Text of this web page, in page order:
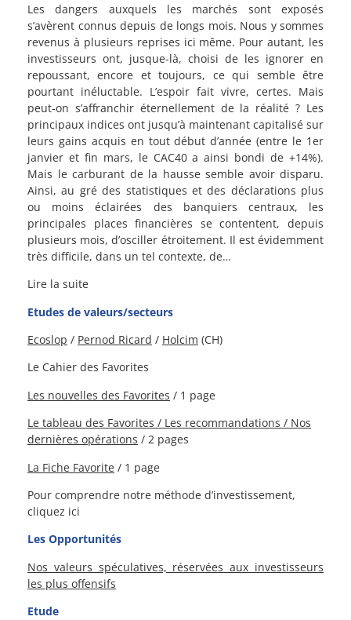
Les dangers auxquels les marchés sont exposés
s’avèrent connus depuis de longs mois. Nous y sommes
revenus à plusieurs reprises ici même. Pour autant, les
investisseurs ont, jusque-là, choisi de les ignorer en
repoussant, encore et toujours, ce qui semble être
pourtant inéluctable. L’espoir fait vivre, certes. Mais
peut-on s’affranchir éternellement de la réalité ? Les
principaux indices ont jusqu’à maintenant capitalisé sur
leurs gains acquis en tout début d’année (entre le 1er
janvier et fin mars, le CAC40 a ainsi bondi de +14%).
Mais le carburant de la hausse semble avoir disparu.
Ainsi, au gré des statistiques et des déclarations plus
ou moins éclairées des banquiers centraux, les
principales places financières se contentent, depuis
plusieurs mois, d’osciller étroitement. Il est évidemment
très difficile, dans un tel contexte, de…
Lire la suite
Etudes de valeurs/secteurs
Ecoslop / Pernod Ricard / Holcim (CH)
Le Cahier des Favorites
Les nouvelles des Favorites / 1 page
Le tableau des Favorites / Les recommandations / Nos
dernières opérations / 2 pages
La Fiche Favorite / 1 page
Pour comprendre notre méthode d’investissement,
cliquez ici
Les Opportunités
Nos valeurs spéculatives, réservées aux investisseurs
les plus offensifs
Etude